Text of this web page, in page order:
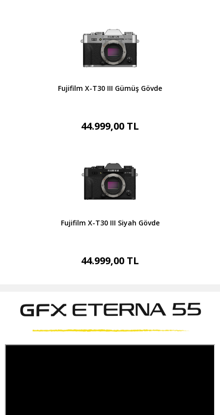
Fujifilm X-T30 III Gümüş Gövde
44.999,00 TL
Fujifilm X-T30 III Siyah Gövde
44.999,00 TL